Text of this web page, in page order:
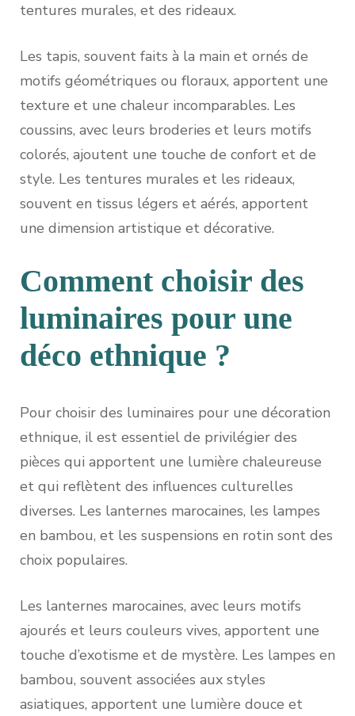
tentures murales, et des rideaux.
Les tapis, souvent faits à la main et ornés de
motifs géométriques ou floraux, apportent une
texture et une chaleur incomparables. Les
coussins, avec leurs broderies et leurs motifs
colorés, ajoutent une touche de confort et de
style. Les tentures murales et les rideaux,
souvent en tissus légers et aérés, apportent
une dimension artistique et décorative.
Comment choisir des
luminaires pour une
déco ethnique ?
Pour choisir des luminaires pour une décoration
ethnique, il est essentiel de privilégier des
pièces qui apportent une lumière chaleureuse
et qui reflètent des influences culturelles
diverses. Les lanternes marocaines, les lampes
en bambou, et les suspensions en rotin sont des
choix populaires.
Les lanternes marocaines, avec leurs motifs
ajourés et leurs couleurs vives, apportent une
touche d’exotisme et de mystère. Les lampes en
bambou, souvent associées aux styles
asiatiques, apportent une lumière douce et